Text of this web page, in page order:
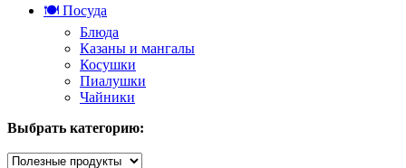
🍽️ Посуда
Блюда
Казаны и мангалы
Косушки
Пиалушки
Чайники
Выбрать категорию: